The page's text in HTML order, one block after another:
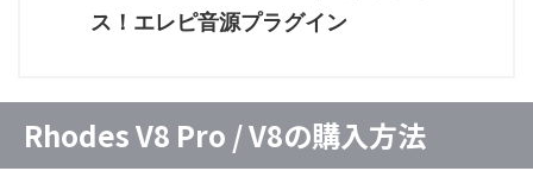
ス！エレピ音源プラグイン
Rhodes V8 Pro / V8の購入方法